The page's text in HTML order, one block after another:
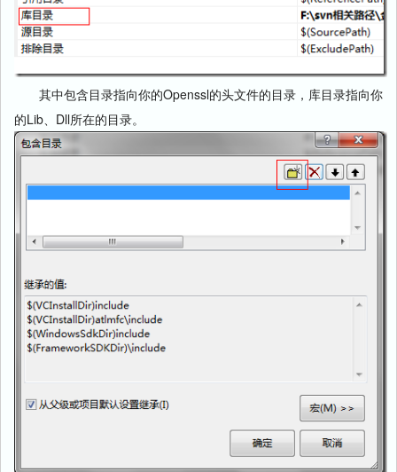
其中包含目录指向你的Openssl的头文件的目录，库目录指向你
的Lib、Dll所在的目录。